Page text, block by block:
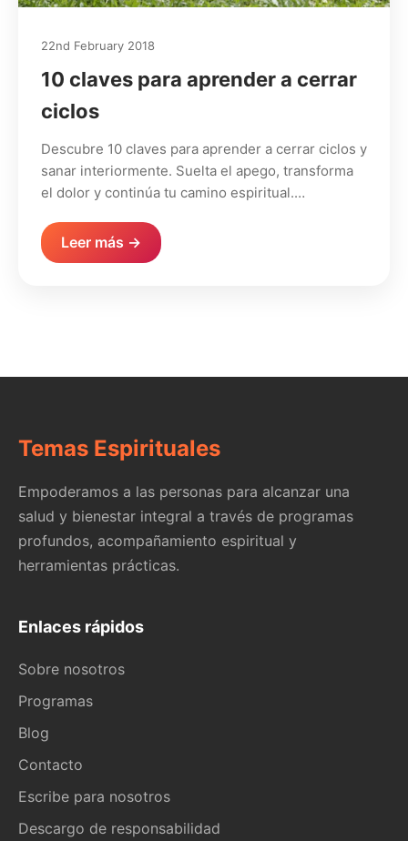
22nd February 2018
10 claves para aprender a cerrar
ciclos
Descubre 10 claves para aprender a cerrar ciclos y
sanar interiormente. Suelta el apego, transforma
el dolor y continúa tu camino espiritual.…
Leer más →
Temas Espirituales
Empoderamos a las personas para alcanzar una
salud y bienestar integral a través de programas
profundos, acompañamiento espiritual y
herramientas prácticas.
Enlaces rápidos
Sobre nosotros
Programas
Blog
Contacto
Escribe para nosotros
Descargo de responsabilidad